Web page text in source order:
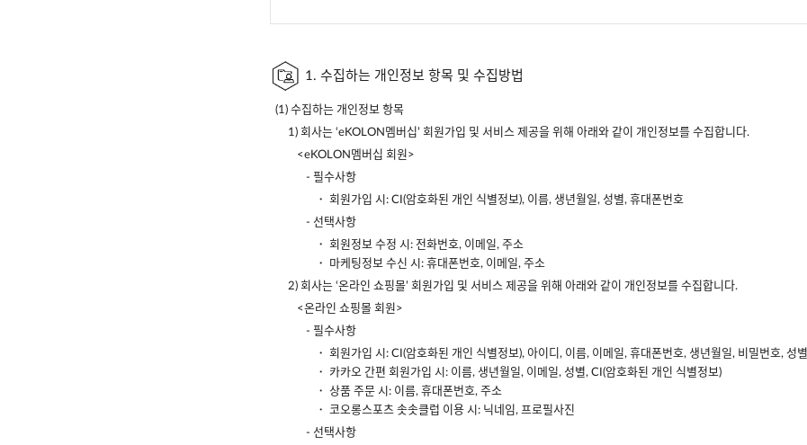
1. 수집하는 개인정보 항목 및 수집방법
(1) 수집하는 개인정보 항목
1) 회사는 ‘eKOLON멤버십’ 회원가입 및 서비스 제공을 위해 아래와 같이 개인정보를 수집합니다.
<eKOLON멤버십 회원>
- 필수사항
・ 회원가입 시: CI(암호화된 개인 식별정보), 이름, 생년월일, 성별, 휴대폰번호
- 선택사항
・ 회원정보 수정 시: 전화번호, 이메일, 주소
・ 마케팅정보 수신 시: 휴대폰번호, 이메일, 주소
2) 회사는 ‘온라인 쇼핑몰’ 회원가입 및 서비스 제공을 위해 아래와 같이 개인정보를 수집합니다.
<온라인 쇼핑몰 회원>
- 필수사항
・ 회원가입 시: CI(암호화된 개인 식별정보), 아이디, 이름, 이메일, 휴대폰번호, 생년월일, 비밀번호, 성별
・ 카카오 간편 회원가입 시: 이름, 생년월일, 이메일, 성별, CI(암호화된 개인 식별정보)
・ 상품 주문 시: 이름, 휴대폰번호, 주소
・ 코오롱스포츠 솟솟클럽 이용 시: 닉네임, 프로필사진
- 선택사항